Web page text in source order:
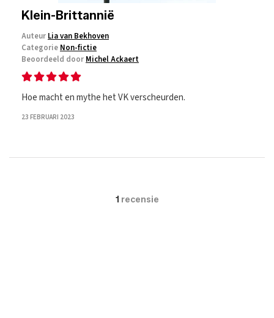
Klein-Brittannië
Auteur Lia van Bekhoven
Categorie Non-fictie
Beoordeeld door Michel Ackaert
Hoe macht en mythe het VK verscheurden.
23 FEBRUARI 2023
1 recensie